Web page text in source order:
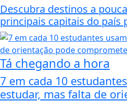
Descubra destinos a
principais capitais do país
Tá chegando a hora
7 em cada 10
estudar, mas falta de